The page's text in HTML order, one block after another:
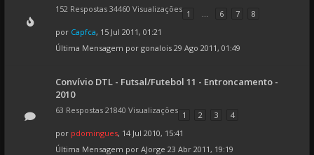
152 Respostas 34460 Visualizações 1 ... 6 7
8
por Capfca, 15 Jul 2011, 01:21
Última Mensagem por gonalois 29 Ago 2011, 01:49
Convívio DTL - Futsal/Futebol 11 - Entroncamento -
2010
63 Respostas 21840 Visualizações 1 2 3
4
por pdomingues, 14 Jul 2010, 15:41
Última Mensagem por AJorge 23 Abr 2011, 19:19